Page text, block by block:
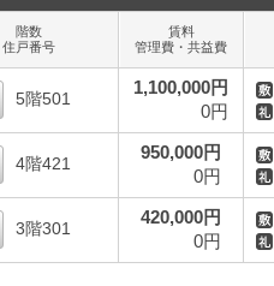
階数
住戸番号
賃料
管理費・共益費
5階501
1,100,000円
0円
4階421
950,000円
0円
3階301
420,000円
0円